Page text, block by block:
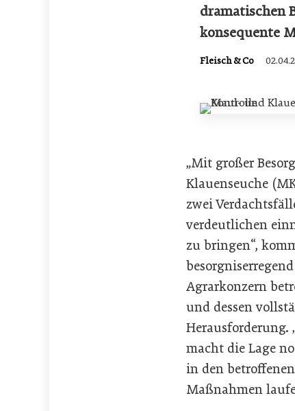
dramatischen
konsequente
Fleisch & Co
„Mit großer
Klauenseuche
zwei
verdeutlichen
zu bringen“,
Agrarkonzern
und dessen
Herausforderung.
macht die Lage
in den
Maßnahmen